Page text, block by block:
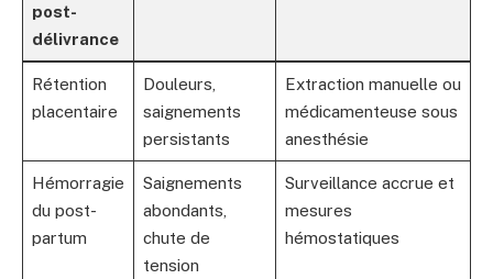
post-
délivrance
Rétention
placentaire
Douleurs,
saignements
persistants
Extraction manuelle ou
médicamenteuse sous
anesthésie
Hémorragie
du post-
partum
Saignements
abondants,
chute de
tension
Surveillance accrue et
mesures
hémostatiques